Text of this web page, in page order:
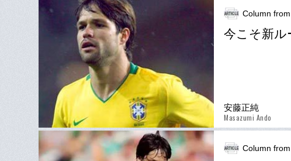
Column
今こそ新ル
安藤正純
Masazumi Ando
Column